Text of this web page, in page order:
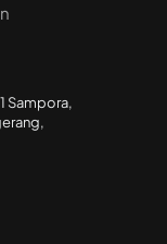
Sampora,